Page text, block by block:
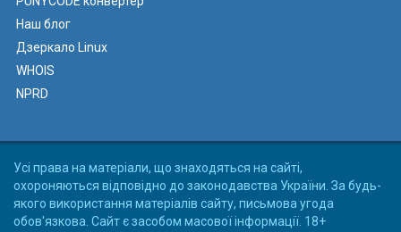
Наш блог
Дзеркало Linux
WHOIS
NPRD
Усі права на матеріали, що знаходяться на сайті,
охороняються відповідно до законодавства України. За будь-
якого використання матеріалів сайту, письмова угода
обов'язкова. Сайт є засобом масової інформації. 18+